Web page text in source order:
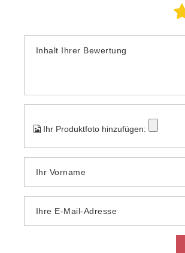
Inhalt Ihrer Bewertung
Ihr Produktfoto hinzufügen:
Ihr Vorname
Ihre E-Mail-Adresse